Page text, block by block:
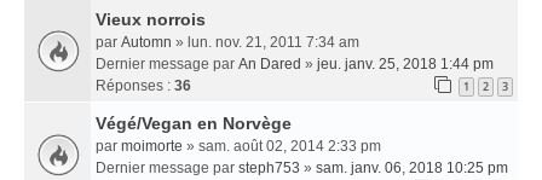
Vieux norrois
par Automn » lun. nov. 21, 2011 7:34 am
Dernier message par An Dared » jeu. janv. 25, 2018 1:44 pm
Réponses : 36 1 2 3
Végé/Vegan en Norvège
par moimorte » sam. août 02, 2014 2:33 pm
Dernier message par steph753 » sam. janv. 06, 2018 10:25 pm